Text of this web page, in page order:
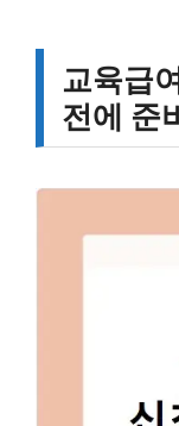
교육급
전에 준